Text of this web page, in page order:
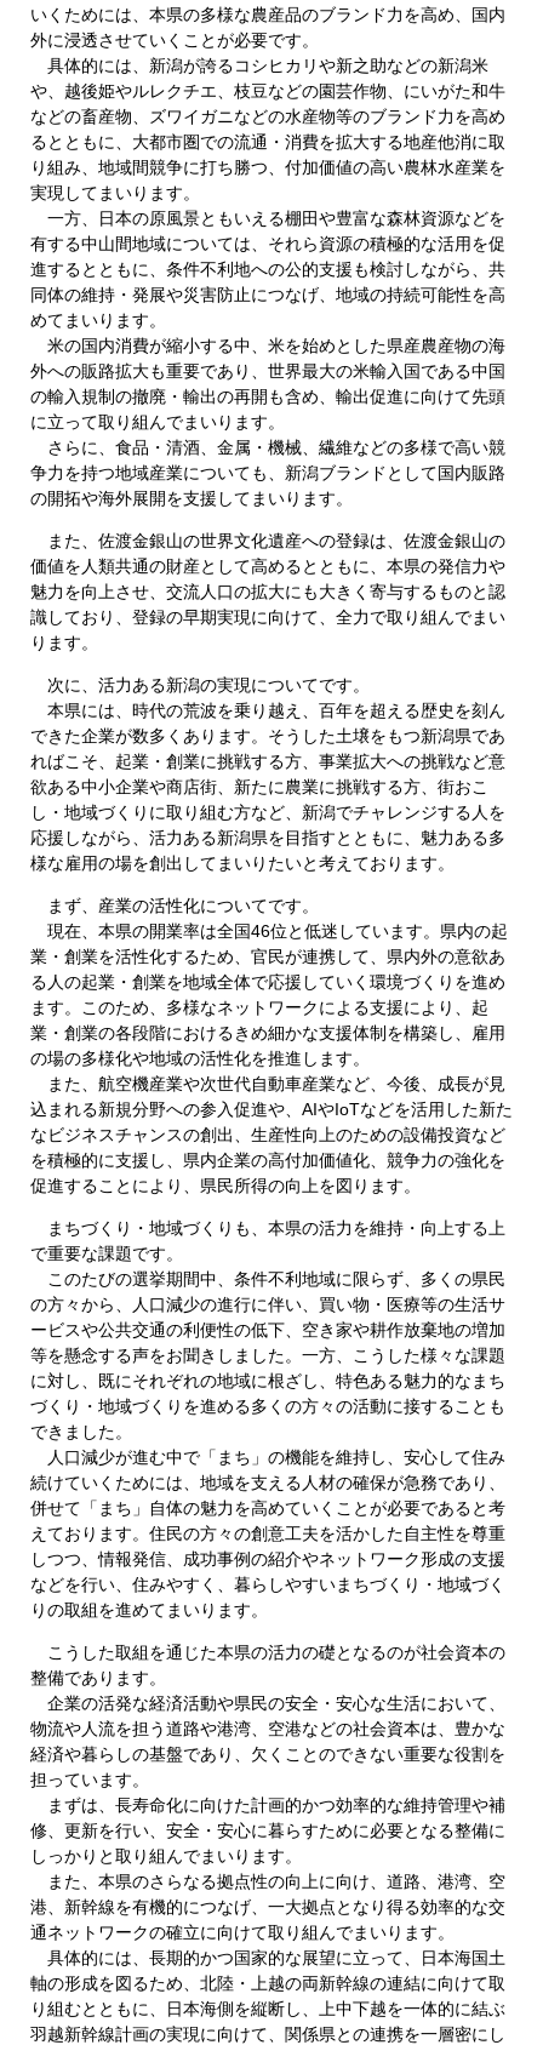
いくためには、本県の多様な農産品のブランド力を高め、国内
外に浸透させていくことが必要です。
具体的には、新潟が誇るコシヒカリや新之助などの新潟米
や、越後姫やルレクチエ、枝豆などの園芸作物、にいがた和牛
などの畜産物、ズワイガニなどの水産物等のブランド力を高め
るとともに、大都市圏での流通・消費を拡大する地産他消に取
り組み、地域間競争に打ち勝つ、付加価値の高い農林水産業を
実現してまいります。
一方、日本の原風景ともいえる棚田や豊富な森林資源などを
有する中山間地域については、それら資源の積極的な活用を促
進するとともに、条件不利地への公的支援も検討しながら、共
同体の維持・発展や災害防止につなげ、地域の持続可能性を高
めてまいります。
米の国内消費が縮小する中、米を始めとした県産農産物の海
外への販路拡大も重要であり、世界最大の米輸入国である中国
の輸入規制の撤廃・輸出の再開も含め、輸出促進に向けて先頭
に立って取り組んでまいります。
さらに、食品・清酒、金属・機械、繊維などの多様で高い競
争力を持つ地域産業についても、新潟ブランドとして国内販路
の開拓や海外展開を支援してまいります。
また、佐渡金銀山の世界文化遺産への登録は、佐渡金銀山の
価値を人類共通の財産として高めるとともに、本県の発信力や
魅力を向上させ、交流人口の拡大にも大きく寄与するものと認
識しており、登録の早期実現に向けて、全力で取り組んでまい
ります。
次に、活力ある新潟の実現についてです。
本県には、時代の荒波を乗り越え、百年を超える歴史を刻ん
できた企業が数多くあります。そうした土壌をもつ新潟県であ
ればこそ、起業・創業に挑戦する方、事業拡大への挑戦など意
欲ある中小企業や商店街、新たに農業に挑戦する方、街おこ
し・地域づくりに取り組む方など、新潟でチャレンジする人を
応援しながら、活力ある新潟県を目指すとともに、魅力ある多
様な雇用の場を創出してまいりたいと考えております。
まず、産業の活性化についてです。
現在、本県の開業率は全国46位と低迷しています。県内の起
業・創業を活性化するため、官民が連携して、県内外の意欲あ
る人の起業・創業を地域全体で応援していく環境づくりを進め
ます。このため、多様なネットワークによる支援により、起
業・創業の各段階におけるきめ細かな支援体制を構築し、雇用
の場の多様化や地域の活性化を推進します。
また、航空機産業や次世代自動車産業など、今後、成長が見
込まれる新規分野への参入促進や、AIやIoTなどを活用した新た
なビジネスチャンスの創出、生産性向上のための設備投資など
を積極的に支援し、県内企業の高付加価値化、競争力の強化を
促進することにより、県民所得の向上を図ります。
まちづくり・地域づくりも、本県の活力を維持・向上する上
で重要な課題です。
このたびの選挙期間中、条件不利地域に限らず、多くの県民
の方々から、人口減少の進行に伴い、買い物・医療等の生活サ
ービスや公共交通の利便性の低下、空き家や耕作放棄地の増加
等を懸念する声をお聞きしました。一方、こうした様々な課題
に対し、既にそれぞれの地域に根ざし、特色ある魅力的なまち
づくり・地域づくりを進める多くの方々の活動に接することも
できました。
人口減少が進む中で「まち」の機能を維持し、安心して住み
続けていくためには、地域を支える人材の確保が急務であり、
併せて「まち」自体の魅力を高めていくことが必要であると考
えております。住民の方々の創意工夫を活かした自主性を尊重
しつつ、情報発信、成功事例の紹介やネットワーク形成の支援
などを行い、住みやすく、暮らしやすいまちづくり・地域づく
りの取組を進めてまいります。
こうした取組を通じた本県の活力の礎となるのが社会資本の
整備であります。
企業の活発な経済活動や県民の安全・安心な生活において、
物流や人流を担う道路や港湾、空港などの社会資本は、豊かな
経済や暮らしの基盤であり、欠くことのできない重要な役割を
担っています。
まずは、長寿命化に向けた計画的かつ効率的な維持管理や補
修、更新を行い、安全・安心に暮らすために必要となる整備に
しっかりと取り組んでまいります。
また、本県のさらなる拠点性の向上に向け、道路、港湾、空
港、新幹線を有機的につなげ、一大拠点となり得る効率的な交
通ネットワークの確立に向けて取り組んでまいります。
具体的には、長期的かつ国家的な展望に立って、日本海国土
軸の形成を図るため、北陸・上越の両新幹線の連結に向けて取
り組むとともに、日本海側を縦断し、上中下越を一体的に結ぶ
羽越新幹線計画の実現に向けて、関係県との連携を一層密にし